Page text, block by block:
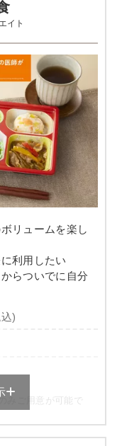
く質：21.4g、脂
、ナトリウム：
弁当献立の一例と
供可能なメニュ
い。
kcal
ュー例
ソース）
物
ラダ
く質20.2g、脂
、ナトリウム：
イト
リュームを楽し
利用したい
らついでに自分
)
みご用意が可能で